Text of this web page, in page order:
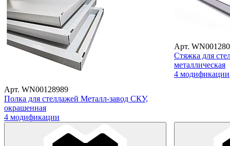
Арт. WN00128989
Полка для стеллажей Металл-завод СКУ,
окрашенная
4 модификации
Арт.
Стяжка для
металлическая
4 модификации